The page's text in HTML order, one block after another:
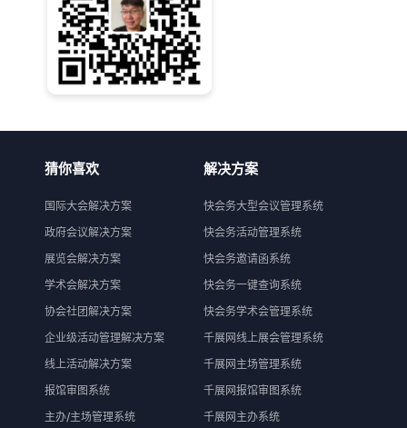
猜你喜欢
国际大会解决方案
政府会议解决方案
展览会解决方案
学术会解决方案
协会社团解决方案
企业级活动管理解决方案
线上活动解决方案
报馆审图系统
主办/主场管理系统
解决方案
快会务大型会议管理系统
快会务活动管理系统
快会务邀请函系统
快会务一键查询系统
快会务学术会管理系统
千展网线上展会管理系统
千展网主场管理系统
千展网报馆审图系统
千展网主办系统